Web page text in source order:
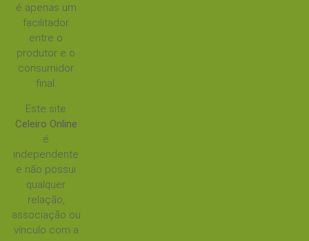
é apenas um
facilitador
entre o
produtor e o
consumidor
final.
Este site
Celeiro Online
é
independente
e não possui
qualquer
relação,
associação ou
vínculo com a